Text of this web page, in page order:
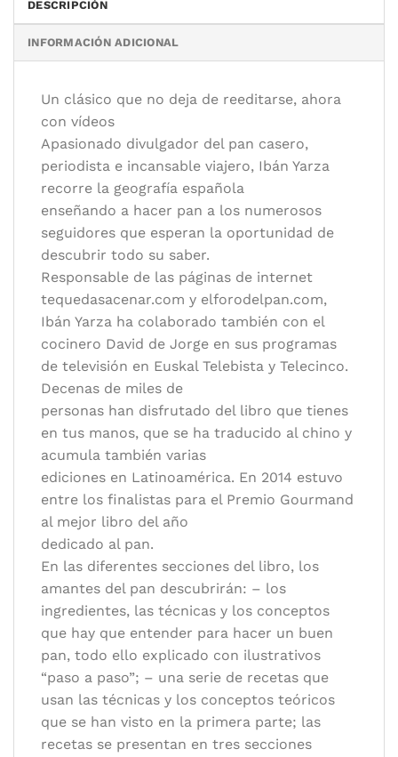
DESCRIPCIÓN
INFORMACIÓN ADICIONAL
Un clásico que no deja de reeditarse, ahora
con vídeos
Apasionado divulgador del pan casero,
periodista e incansable viajero, Ibán Yarza
recorre la geografía española
enseñando a hacer pan a los numerosos
seguidores que esperan la oportunidad de
descubrir todo su saber.
Responsable de las páginas de internet
tequedasacenar.com y elforodelpan.com,
Ibán Yarza ha colaborado también con el
cocinero David de Jorge en sus programas
de televisión en Euskal Telebista y Telecinco.
Decenas de miles de
personas han disfrutado del libro que tienes
en tus manos, que se ha traducido al chino y
acumula también varias
ediciones en Latinoamérica. En 2014 estuvo
entre los finalistas para el Premio Gourmand
al mejor libro del año
dedicado al pan.
En las diferentes secciones del libro, los
amantes del pan descubrirán: – los
ingredientes, las técnicas y los conceptos
que hay que entender para hacer un buen
pan, todo ello explicado con ilustrativos
“paso a paso”; – una serie de recetas que
usan las técnicas y los conceptos teóricos
que se han visto en la primera parte; las
recetas se presentan en tres secciones